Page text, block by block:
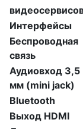
Интерфейсы
Беспроводная
связь
Аудиовход 3,5
мм (mini jack)
Bluetooth
Выход HDMI